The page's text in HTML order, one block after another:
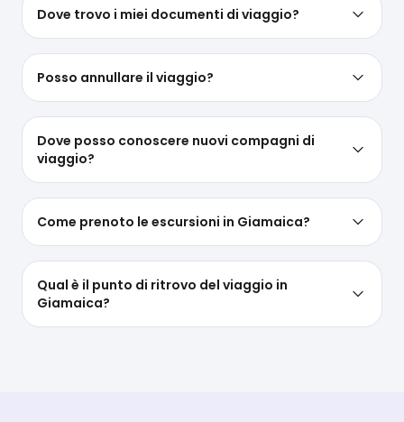
Dove trovo i miei documenti di viaggio?
Posso annullare il viaggio?
Dove posso conoscere nuovi compagni di
viaggio?
Come prenoto le escursioni in Giamaica?
Qual è il punto di ritrovo del viaggio in
Giamaica?